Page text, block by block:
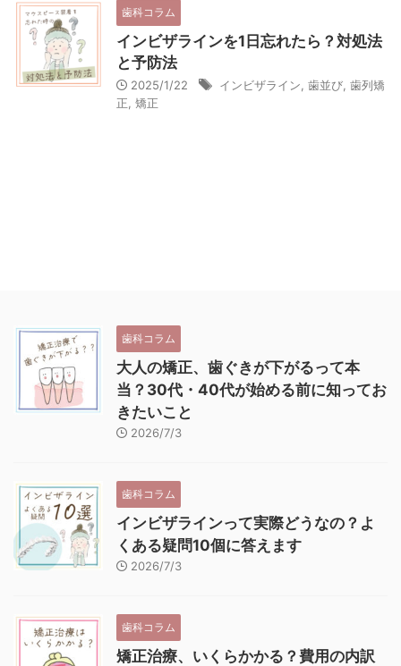
歯科コラム
インビザラインを1日忘れたら？対処法
と予防法
2025/1/22 インビザライン 歯並び 歯列矯
正 矯正
歯科コラム
大人の矯正、歯ぐきが下がるって本
当？30代・40代が始める前に知ってお
きたいこと
2026/7/3
歯科コラム
インビザラインって実際どうなの？よ
くある疑問10個に答えます
2026/7/3
歯科コラム
矯正治療、いくらかかる？費用の内訳